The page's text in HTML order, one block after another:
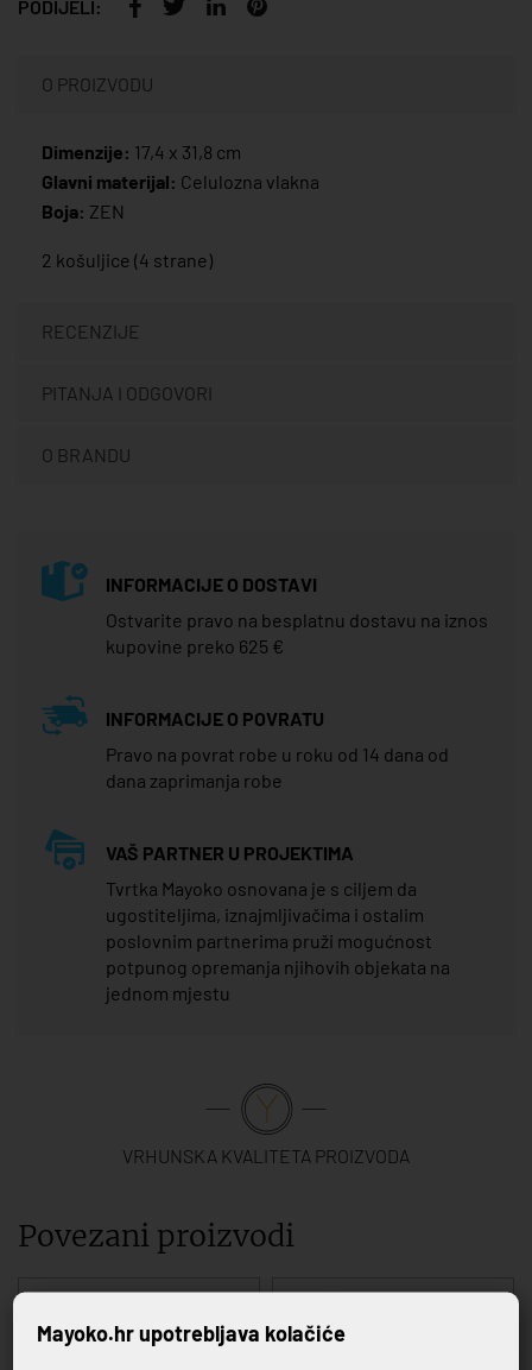
PODIJELI:
O PROIZVODU
Dimenzije: 17,4 x 31,8 cm
Glavni materijal: Celulozna vlakna
Boja: ZEN
2 košuljice (4 strane)
RECENZIJE
PITANJA I ODGOVORI
O BRANDU
INFORMACIJE O DOSTAVI
Ostvarite pravo na besplatnu dostavu na iznos
kupovine preko 625 €
INFORMACIJE O POVRATU
Pravo na povrat robe u roku od 14 dana od
dana zaprimanja robe
VAŠ PARTNER U PROJEKTIMA
Tvrtka Mayoko osnovana je s ciljem da
ugostiteljima, iznajmljivačima i ostalim
poslovnim partnerima pruži mogućnost
potpunog opremanja njihovih objekata na
jednom mjestu
VRHUNSKA KVALITETA PROIZVODA
Povezani proizvodi
Mayoko.hr upotrebljava kolačiće